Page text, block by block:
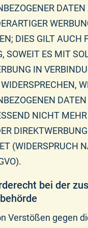
DIES GILT AUCH
SOWEIT ES MIT
IN
DATEN
NICHT
DIREKTWERBUNG
(WIDERSPRUCH
bei der
Verstößen gegen